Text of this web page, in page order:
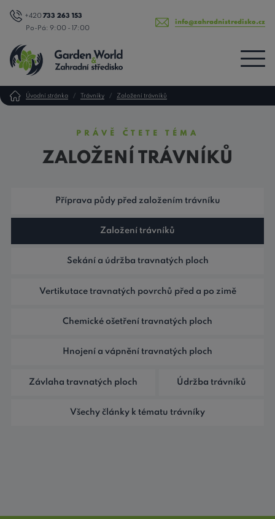
+420 733 263 153
Po-Pá: 9:00 - 17:00
info@zahradnistredisko.cz
Úvodní stránka Trávníky Založení trávníků
PRÁVĚ ČTETE TÉMA
ZALOŽENÍ TRÁVNÍKŮ
Příprava půdy před založením trávníku
Založení trávníků
Sekání a údržba travnatých ploch
Vertikutace travnatých povrchů před a po zimě
Chemické ošetření travnatých ploch
Hnojení a vápnění travnatých ploch
Závlaha travnatých ploch Údržba trávníků
Všechy články k tématu trávníky